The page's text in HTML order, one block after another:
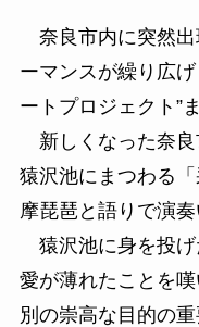
奈良市内に突然出
ーマンスが繰り広
ートプロジェクト”
新しくなった奈良
猿沢池にまつわる
摩琵琶と語りで演奏
猿沢池に身を投げ
愛が薄れたことを
別の崇高な目的の